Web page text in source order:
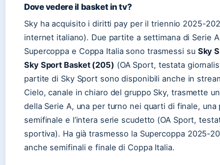
Dove vedere il basket in tv?
Sky ha acquisito i diritti pay per il triennio 2025-
internet italiano). Due partite a settimana di Serie
Supercoppa e Coppa Italia sono trasmessi su Sky
Sky Sport Basket (205) (OA Sport, testata
partite di Sky Sport sono disponibili anche in
Cielo, canale in chiaro del gruppo Sky, trasmette
della Serie A, una per turno nei quarti di finale, una
semifinale e l’intera serie scudetto (OA Sport,
sportiva). Ha già trasmesso la Supercoppa 2025-
anche semifinali e finale di Coppa Italia.